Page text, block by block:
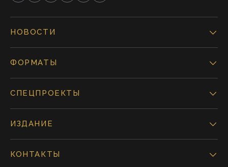
НОВОСТИ
ФОРМАТЫ
СПЕЦПРОЕКТЫ
ИЗДАНИЕ
КОНТАКТЫ